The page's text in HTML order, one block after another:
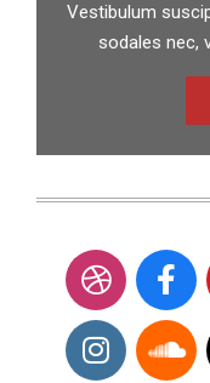
Vestibulum
sodales nec,